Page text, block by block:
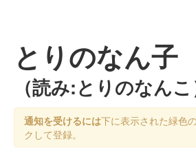
とりのなん子
（読み:とりのなんこ
通知を受けるには下に表示された緑色
クして登録。